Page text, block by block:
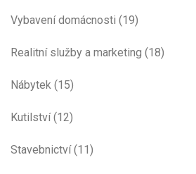
Vybavení domácnosti (19)
Realitní služby a marketing (18)
Nábytek (15)
Kutilství(12)
Stavebnictví(11)